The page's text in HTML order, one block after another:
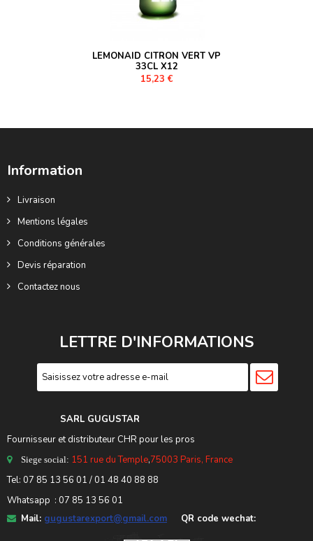
LEMONAID CITRON VERT VP
33CL X12
15,23 €
Information
Livraison
Mentions légales
Conditions générales
Devis réparation
Contactez nous
LETTRE D'INFORMATIONS
SARL GUGUSTAR
Fournisseur et distributeur CHR pour les pros
Siege social: 151 rue du Temple,75003 Paris, France
Tel: 07 85 13 56 01 / 01 48 40 88 88
Whatsapp : 07 85 13 56 01
Mail: gugustarexport@gmail.com QR code wechat: